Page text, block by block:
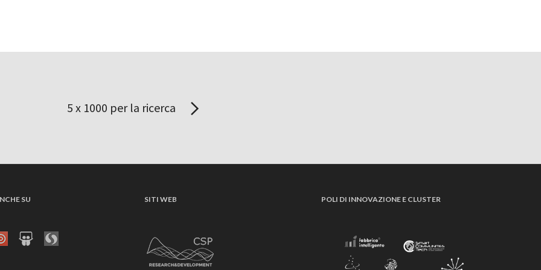
5 x 1000 per la ricerca
SU SITI WEB POLI DI INNOVAZIONE E CLUSTER